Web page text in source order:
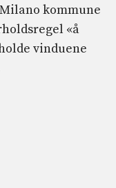
kommune
«å
vinduene